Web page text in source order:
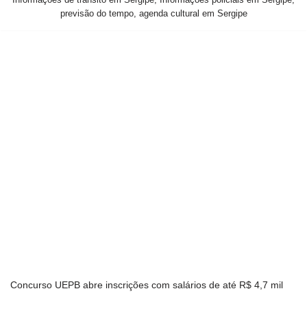
previsão do tempo, agenda cultural em Sergipe
Concurso UEPB abre inscrições com salários de até R$ 4,7 mil